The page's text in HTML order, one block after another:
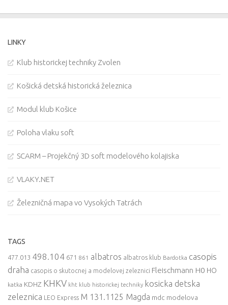
LINKY
Klub historickej techniky Zvolen
Košická detská historická železnica
Modul klub Košice
Poloha vlaku soft
SCARM – Projekčný 3D soft modelového kolajiska
VLAKY.NET
Železničná mapa vo Vysokých Tatrách
TAGS
477.013 498.104 671 861 albatros albatros klub Bardotka casopis
draha casopis o skutocnej a modelovej zeleznici Fleischmann H0 HO
katka KDHZ KHKV kht klub historickej techniky kosicka detska
zeleznica
LEO Express M 131.1125 Magda mdc modelova